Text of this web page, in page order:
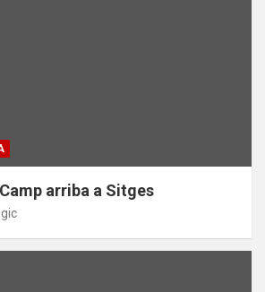
arriba a Sitges